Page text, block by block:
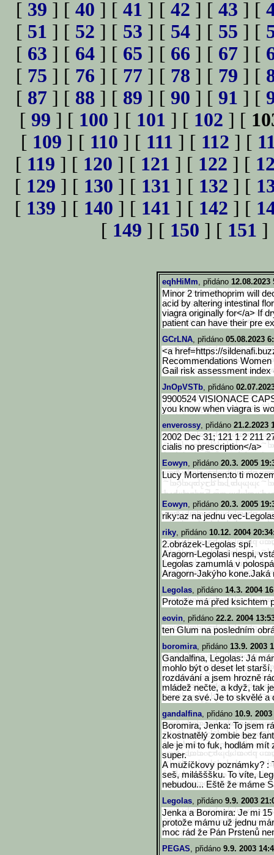
[ 39 ] [ 40 ] [ 41 ] [ 42 ] [ 43 ] [
[ 51 ] [ 52 ] [ 53 ] [ 54 ] [ 55 ] [
[ 63 ] [ 64 ] [ 65 ] [ 66 ] [ 67 ] [
[ 75 ] [ 76 ] [ 77 ] [ 78 ] [ 79 ] [
[ 87 ] [ 88 ] [ 89 ] [ 90 ] [ 91 ] [
[ 99 ] [ 100 ] [ 101 ] [ 102 ] [
[ 109 ] [ 110 ] [ 111 ] [ 112 ] [
[ 119 ] [ 120 ] [ 121 ] [ 122 ] [
[ 129 ] [ 130 ] [ 131 ] [ 132 ] [
[ 139 ] [ 140 ] [ 141 ] [ 142 ] [
[ 149 ] [ 150 ] [ 151 ]
eqhHiMm, přidáno 12.08.2023
Minor 2 trimethoprim will
acid by altering intestinal
viagra originally for</a> If
patient can have their pre
GCrLNA, přidáno 05.08.2023
<a href=https://
Recommendations
Gail risk assessment index
JnOpVSTb, přidáno
9900524 VISIONACE
you know when viagra is
enverossy, přidáno 21.2.2023
2002 Dec 31; 121 1 2 211
cialis no prescription</a>
Eowyn, přidáno 20.3. 2005
Lucy Mortensen:to ti
Eowyn, přidáno 20.3. 2005
riky:az na jednu vec-
riky, přidáno 10.12. 2004
2.obrázek-Legolas spí.
Aragorn-Legolasi nespi,
Legolas zamumlá v
Aragorn-Jakýho kone.Jaká
Legolas, přidáno 14.3. 2004
Protože má před ksichtem
eovin, přidáno 22.2. 2004
ten Glum na posledním
boromira, přidáno 13.9. 2003
Gandalfina, Legolas: Já
mohlo být o deset let
rozdávání a jsem hrozně
mládež nečte, a když, tak
bere za své. Je to skvělé a
gandalfina, přidáno 10.9.
Boromira, Jenka: To jsem
zkostnatělý zombie bez
ale je mi to fuk, hodlám mít
super.
A mužíčkovy poznámky? :
seš, milášššku. To víte,
nebudou... Eště že máme
Legolas, přidáno 9.9. 2003
Jenka a Boromira: Je mi
protože mámu už jednu
moc rád že Pán Prstenů
PEGAS, přidáno 9.9. 2003